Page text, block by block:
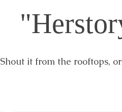
Shout it from the rooftops,